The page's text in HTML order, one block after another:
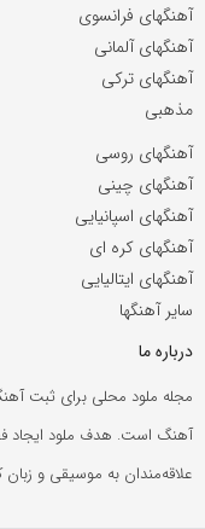
آهنگهای فرانسوی
آهنگهای آلمانی
آهنگهای ترکی
مذهبی
آهنگهای روسی
آهنگهای چینی
آهنگهای اسپانیایی
آهنگهای کره ای
آهنگهای ایتالیایی
سایر آهنگها
درباره ما
مجله ملود محلی برای ثبت
آهنگ است. هدف ملود ایجاد
علاقه‌مندان به موسیقی و